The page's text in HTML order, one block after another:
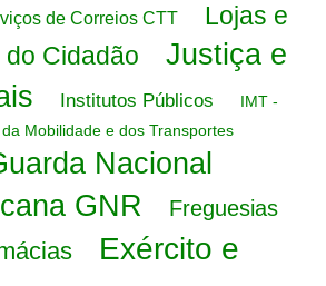
de Correios CTT
Lojas e
Cidadão
Justiça e
Institutos Públicos
IMT -
Mobilidade e dos Transportes
Nacional
GNR
Freguesias
Exército e